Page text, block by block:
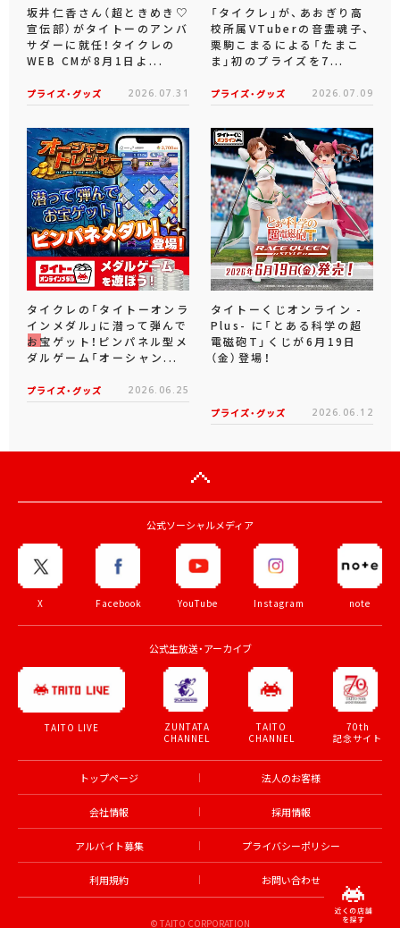
坂井仁香さん（超ときめき♡
宣伝部）がタイトーのアンバ
サダーに就任！タイクレの
WEB CMが8月1日よ...
プライズ・グッズ 2026.07.31
「タイクレ」が、あおぎり高
校所属VTuberの音霊魂子、
栗駒こまるによる「たまこ
ま」初のプライズを7...
プライズ・グッズ 2026.07.09
タイクレの「タイトーオンラ
インメダル」に潜って弾んで
お宝ゲット！ピンパネル型メ
ダルゲーム「オーシャン...
プライズ・グッズ 2026.06.25
タイトーくじオンライン -
Plus- に「とある科学の超
電磁砲T」くじが6月19日
（金）登場！
プライズ・グッズ 2026.06.12
公式ソーシャルメディア
X Facebook YouTube Instagram note
公式生放送・アーカイブ
TAITO LIVE
ZUNTATA
CHANNEL
TAITO
CHANNEL
70th
記念サイト
トップページ 法人のお客様
会社情報 採用情報
アルバイト募集 プライバシーポリシー
利用規約 お問い合わせ
© TAITO CORPORATION